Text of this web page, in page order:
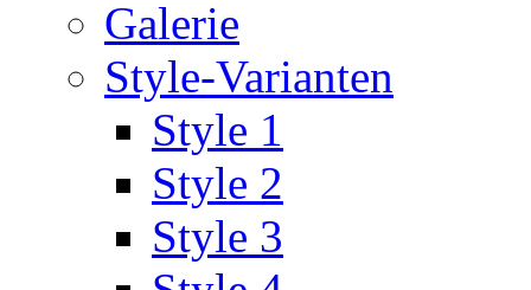
Galerie
Style-Varianten
Style 1
Style 2
Style 3